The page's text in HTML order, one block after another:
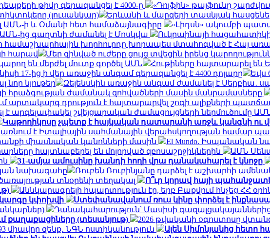
դեպքերի թիվը գերազանցել է 4000-ը
«Դոլֆին» թայֆունը
(լուսանկար)
Երևանի և մարզերի տասնյակ
ի և Օմանի հետ համաձայնագիրը
«Լիդսն» ակումբի
ից գաղտնի ժամանել է Մոսկվա
Ուկրաինայի
համաշխարհային խորհուրդը խորապես մտահոգված է Հայ
հարավ
Մեր զինված ուժերը ցույց տվեցին իրենց
են մերժել մուտք գործել ԱՄՆ
Հութիները հայտարարել են
17-ից ի վեր առաջին անգամ գերազանցել է 4400 դոլարը Եվս
նոր նյութեր
Զելենսկին առաջին անգամ ժամանել է Սերբիա․
հրաձգության ժամանակ զոհվածների մասին մանրամասները
արտակարգ դրություն է հայտարարվել շոգի ալիքների
արգելափակել շվեյցարական ժամացույցների ներմուծումը
Կաթողիկոսը չպետք է հայկական դատարանի առջև կանգնի ու
է Իտալիային սահմանային վերահսկողության համար
միասնական կանոնների մասին
El Mundo. Իսպանական
հայտնաբերել են մոլորված զբոսաշրջիկներին
ԱՄՆ
31-ամյա ամուսինը խանդի հողի վրա դանակահարել է կնոջը
​​նախագահը
Ռուբեն Ռուբինյանը դարձել է աշխարհի
տնօրենի տեղակալ
Ո՞ւր կորավ հայի
Աննկարագրելի հպարտություն էր, երբ Բաքվում հնչեց ՀՀ
կարգը կփոխվի
Ստեփանավանում ռուս կինը փորձել է
Դանակահարություն՝ Մասիսի
քաղաքացիները (տեսանյութ)
2026 թվականի օգոստոսը
միավոր զենք․ ՆԳՆ ոստիկանություն
Ալեն Սիմոնյանից հետո